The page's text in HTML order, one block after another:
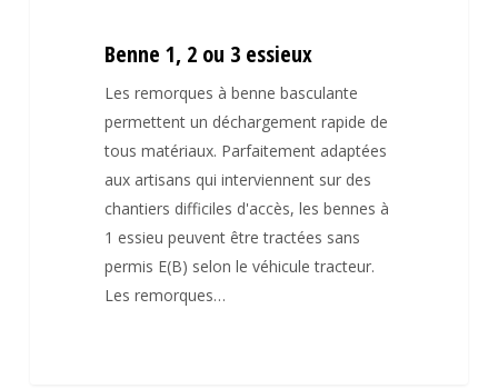
Benne 1, 2 ou 3 essieux
Les remorques à benne basculante
permettent un déchargement rapide de
tous matériaux. Parfaitement adaptées
aux artisans qui interviennent sur des
chantiers difficiles d'accès, les bennes à
1 essieu peuvent être tractées sans
permis E(B) selon le véhicule tracteur.
Les remorques…